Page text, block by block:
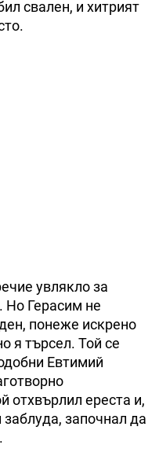
свален, и хитрият
увлякло за
Но Герасим не
понеже искрено
я търсел. Той се
Евтимий
отхвърлил ереста и,
започнал да